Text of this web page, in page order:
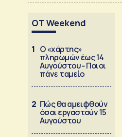
OT Weekend
1 Ο «χάρτης»
πληρωμών έως 14
Αυγούστου - Ποιοι
πάνε ταμείο
2 Πώς θα αμειφθούν
όσοι εργαστούν 15
Αυγούστου